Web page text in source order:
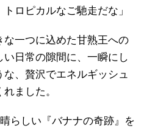
ロピカルなご馳走だな」
な一つに込めた甘熟王への
い日常の隙間に、一瞬にし
、贅沢でエネルギッシュ
ました。
らしい『バナナの奇跡』を